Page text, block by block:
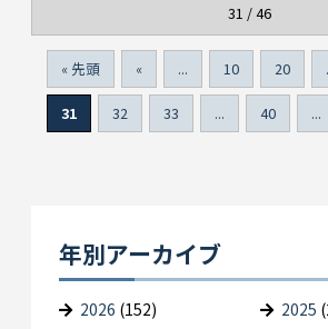
31 / 46
« 先頭 « ... 10 20
31 32 33 ... 40 ...
年別アーカイブ
2026 (152) 2025